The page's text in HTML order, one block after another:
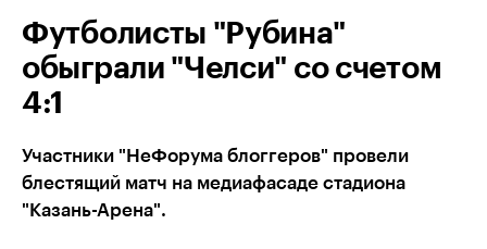
Футболисты "Рубина"
обыграли "Челси" со счетом
4:1
Участники "НеФорума блоггеров" провели
блестящий матч на медиафасаде стадиона
"Казань-Арена".